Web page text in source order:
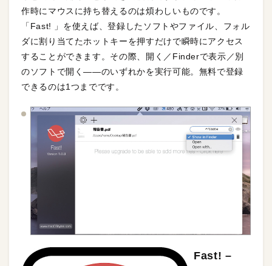
作時にマウスに持ち替えるのは煩わしいものです。
「Fast! 」を使えば、登録したソフトやファイル、フォル
ダに割り当てたホットキーを押すだけで瞬時にアクセス
することができます。その際、開く／Finderで表示／別
のソフトで開く——のいずれかを実行可能。無料で登録
できるのは1つまでです。
Fast! –